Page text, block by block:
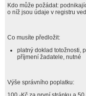
Kdo může požádat:
o níž jsou údaje v registru
Co musíte předložit:
platný doklad totožnosti,
příjmení žadatele, nutné
Výše správního poplatku: